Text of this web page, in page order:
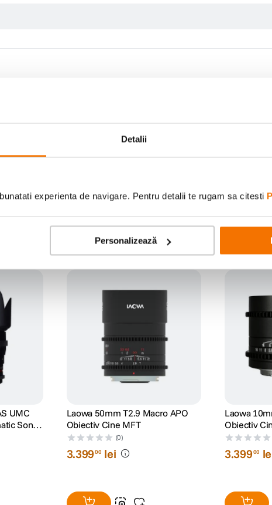
Detalii
experienta de navigare. Pentru detalii te rugam sa citesti
Personalizează
UMC
Sony
Laowa 50mm T2.9 Macro APO
Obiectiv Cine MFT
(0)
3.39900 lei
Laowa
Obiectiv
3.39900